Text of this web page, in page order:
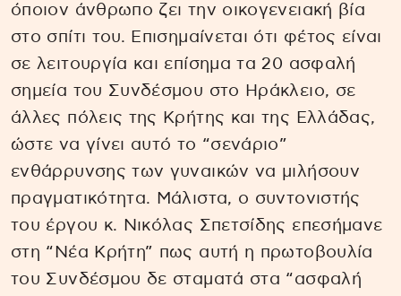
όποιον άνθρωπο ζει την οικογενειακή βία
στο σπίτι του. Επισημαίνεται ότι φέτος είναι
σε λειτουργία και επίσημα τα 20 ασφαλή
σημεία του Συνδέσμου στο Ηράκλειο, σε
άλλες πόλεις της Κρήτης και της Ελλάδας,
ώστε να γίνει αυτό το “σενάριο”
ενθάρρυνσης των γυναικών να μιλήσουν
πραγματικότητα. Μάλιστα, ο συντονιστής
του έργου κ. Νικόλας Σπετσίδης επεσήμανε
στη “Νέα Κρήτη” πως αυτή η πρωτοβουλία
του Συνδέσμου δε σταματά στα “ασφαλή